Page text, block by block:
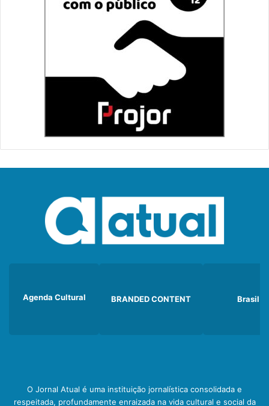
Agenda Cultural BRANDED CONTENT Brasil
O Jornal Atual é uma instituição jornalística consolidada e
respeitada, profundamente enraizada na vida cultural e social da